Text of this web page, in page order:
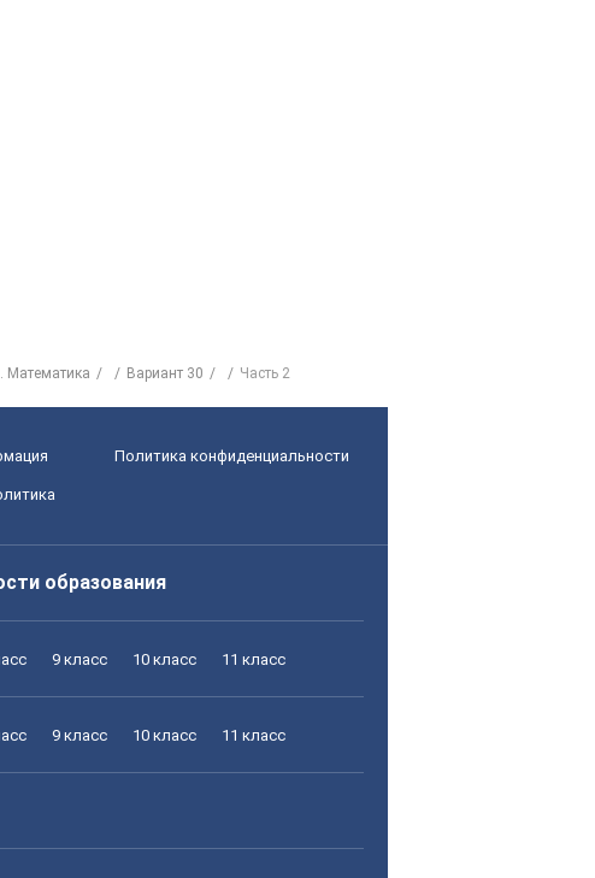
Математика Вариант 30 Часть 2
Политика конфиденциальности
образования
9 класс 10 класс 11 класс
9 класс 10 класс 11 класс